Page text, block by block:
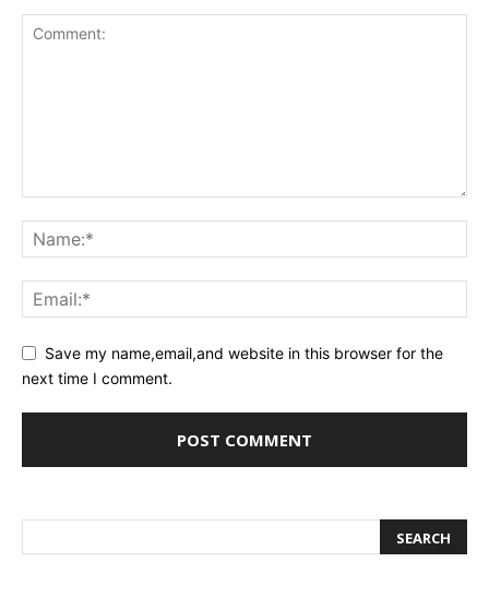
Save my name,email,and website in this browser for the
next time I comment.